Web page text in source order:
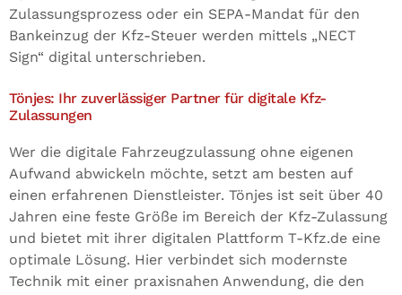
Zulassungsprozess oder ein SEPA-Mandat für den
Bankeinzug der Kfz-Steuer werden mittels „NECT
Sign“ digital unterschrieben.
Tönjes: Ihr zuverlässiger Partner für digitale Kfz-
Zulassungen
Wer die digitale Fahrzeugzulassung ohne eigenen
Aufwand abwickeln möchte, setzt am besten auf
einen erfahrenen Dienstleister. Tönjes ist seit über 40
Jahren eine feste Größe im Bereich der Kfz-Zulassung
und bietet mit ihrer digitalen Plattform T-Kfz.de eine
optimale Lösung. Hier verbindet sich modernste
Technik mit einer praxisnahen Anwendung, die den